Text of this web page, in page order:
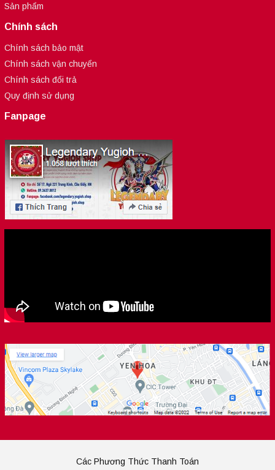
Sản phẩm
Chính sách
Chính sách bảo mật
Chính sách vận chuyển
Chính sách đổi trả
Quy định sử dụng
Fanpage
Các Phương Thức Thanh Toán